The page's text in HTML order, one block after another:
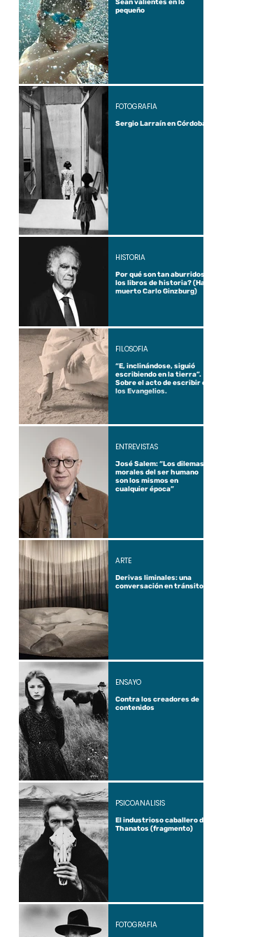
Sean valientes en lo
pequeño
Sergio Larraín en Córdoba
FOTOGRAFÍA
Por qué son tan aburridos
los libros de historia? (Ha
muerto Carlo Ginzburg)
HISTORIA
“E, inclinándose, siguió
escribiendo en la tierra”.
Sobre el acto de escribir en
los Evangelios.
FILOSOFÍA
José Salem: “Los dilemas
morales del ser humano
son los mismos en
cualquier época”
ENTREVISTAS
Derivas liminales: una
conversación en tránsito
ARTE
Contra los creadores de
contenidos
ENSAYO
El industrioso caballero de
Thanatos (fragmento)
PSICOANÁLISIS
FOTOGRAFÍA